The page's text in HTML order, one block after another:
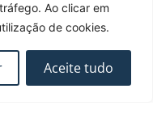
Ao clicar em
de cookies.
Aceite tudo
deverá comunicar